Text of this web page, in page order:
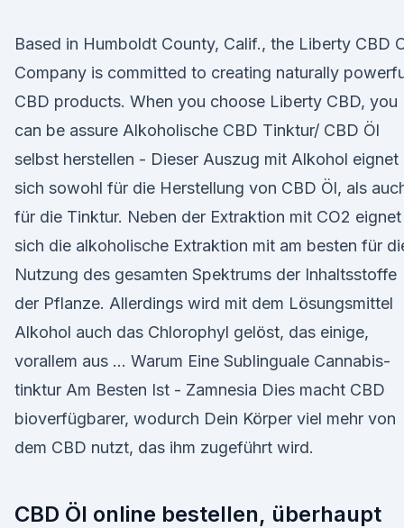
Based in Humboldt County, Calif., the Liberty CBD
Company is committed to creating naturally
CBD products. When you choose Liberty CBD, you
can be assure Alkoholische CBD Tinktur/ CBD Öl
selbst herstellen - Dieser Auszug mit Alkohol eignet
sich sowohl für die Herstellung von CBD Öl, als
für die Tinktur. Neben der Extraktion mit CO2 eignet
sich die alkoholische Extraktion mit am besten für
Nutzung des gesamten Spektrums der Inhaltsstoffe
der Pflanze. Allerdings wird mit dem Lösungsmittel
Alkohol auch das Chlorophyl gelöst, das einige,
vorallem aus … Warum Eine Sublinguale Cannabis-
tinktur Am Besten Ist - Zamnesia Dies macht CBD
bioverfügbarer, wodurch Dein Körper viel mehr von
dem CBD nutzt, das ihm zugeführt wird.
CBD Öl online bestellen, überhaupt